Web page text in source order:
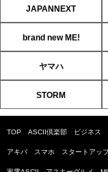
JAPANNEXT
brand new ME!
ヤマハ
STORM
TOP ASCII倶楽部 ビジネス
アキバ スマホ スタートアッ